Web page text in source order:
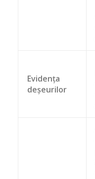
Evidența
deșeurilor